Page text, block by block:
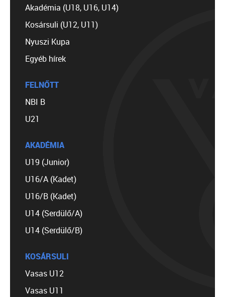
Akadémia (U18, U16, U14)
Kosársuli (U12, U11)
Nyuszi Kupa
Egyéb hírek
FELNŐTT
NBI B
U21
AKADÉMIA
U19 (Junior)
U16/A (Kadet)
U16/B (Kadet)
U14 (Serdülő/A)
U14 (Serdülő/B)
KOSÁRSULI
Vasas U12
Vasas U11